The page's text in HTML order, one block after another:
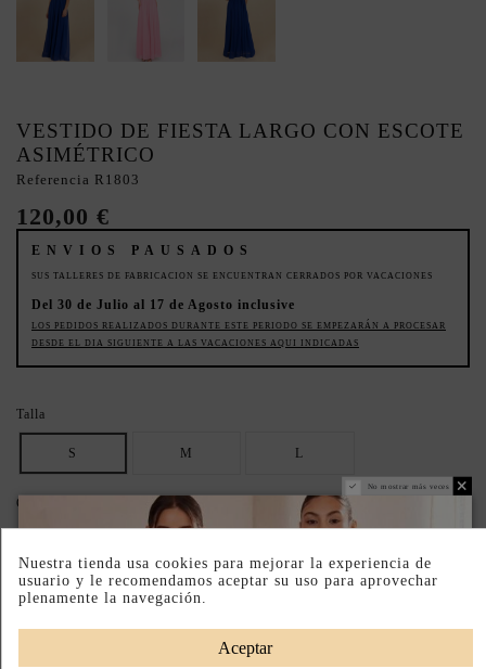
VESTIDO DE FIESTA LARGO CON ESCOTE
ASIMÉTRICO
Referencia R1803
120,00 €
ENVIOS PAUSADOS
SUS TALLERES DE FABRICACION SE ENCUENTRAN CERRADOS POR VACACIONES
Del 30 de Julio al 17 de Agosto inclusive
LOS PEDIDOS REALIZADOS DURANTE ESTE PERIODO SE EMPEZARÁN A PROCESAR
DESDE EL DIA SIGUIENTE A LAS VACACIONES AQUI INDICADAS
Talla
S M L
Color
Rosa AZULgranate
ASEGURA TU TALLA IDEAL: REVISA LA GUÍA.
BAJO PEDIDO
No mostrar más veces
Nuestra tienda usa cookies para mejorar la experiencia de
usuario y le recomendamos aceptar su uso para aprovechar
plenamente la navegación.
Aceptar